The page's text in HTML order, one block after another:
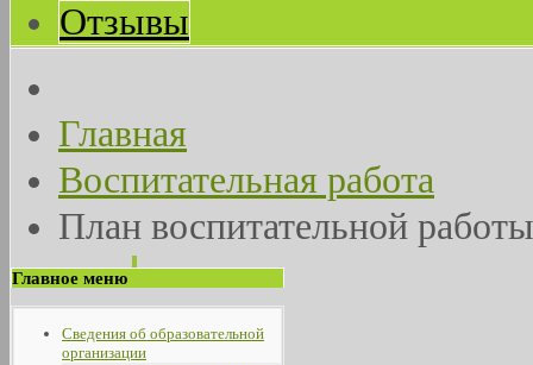
Отзывы
Главная
Воспитательная работа
План воспитательной
Главное меню
Сведения об образовательной
организации